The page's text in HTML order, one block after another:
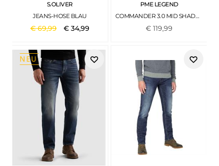
S.OLIVER
JEANS-HOSE BLAU
€69,99 € 34,99
PME LEGEND
COMMANDER 3.0 MID SHADE BLUE
€119,99